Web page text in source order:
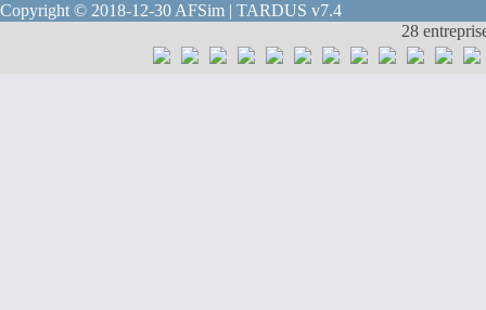
Copyright © 2018-12-30 AFSim | TARDUS v7.4
28